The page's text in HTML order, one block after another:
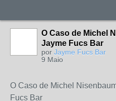
O Caso de Michel
Jayme Fucs Bar
por Jayme Fucs Bar
9 Maio
O Caso de Michel
Fucs Bar